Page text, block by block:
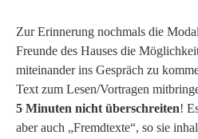
Zur Erinnerung nochmals die
Freunde des Hauses die
miteinander ins Gespräch zu
Text zum Lesen/Vortragen
5 Minuten nicht überschreiten!
aber auch „Fremdtexte“, so sie